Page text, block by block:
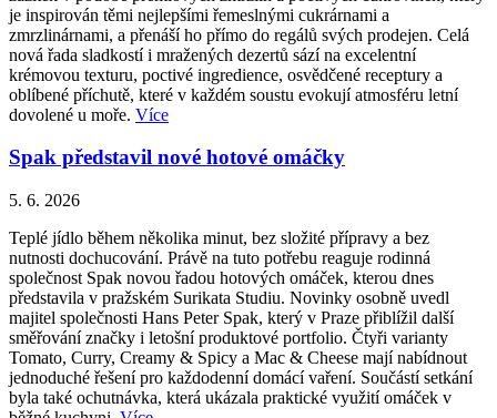
je inspirován těmi nejlepšími řemeslnými cukrárnami a
zmrzlinárnami, a přenáší ho přímo do regálů svých prodejen. Celá
nová řada sladkostí i mražených dezertů sází na excelentní
krémovou texturu, poctivé ingredience, osvědčené receptury a
oblíbené příchutě, které v každém soustu evokují atmosféru letní
dovolené u moře. Více
Spak představil nové hotové omáčky
5. 6. 2026
Teplé jídlo během několika minut, bez složité přípravy a bez
nutnosti dochucování. Právě na tuto potřebu reaguje rodinná
společnost Spak novou řadou hotových omáček, kterou dnes
představila v pražském Surikata Studiu. Novinky osobně uvedl
majitel společnosti Hans Peter Spak, který v Praze přiblížil další
směřování značky i letošní produktové portfolio. Čtyři varianty
Tomato, Curry, Creamy & Spicy a Mac & Cheese mají nabídnout
jednoduché řešení pro každodenní domácí vaření. Součástí setkání
byla také ochutnávka, která ukázala praktické využití omáček v